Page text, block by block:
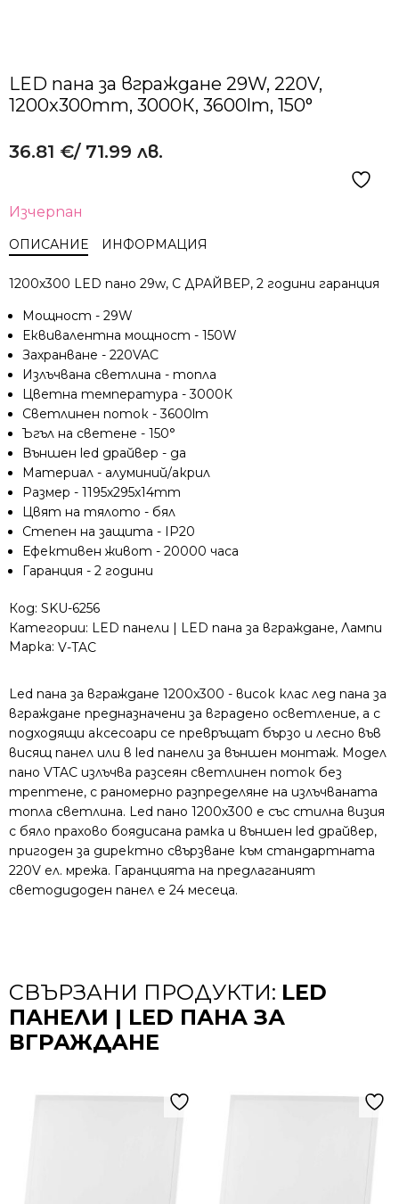
LED пана за вграждане 29W, 220V,
1200x300mm, 3000К, 3600lm, 150°
36.81 €/ 71.99 лв.
Изчерпан
ОПИСАНИЕ ИНФОРМАЦИЯ
1200x300 LED пано 29w, С ДРАЙВЕР, 2 години гаранция
Мощност - 29W
Еквивалентна мощност - 150W
Захранване - 220VAC
Излъчвана светлина - топла
Цветна температура - 3000К
Светлинен поток - 3600lm
Ъгъл на светене - 150°
Външен led драйвер - да
Материал - алуминий/акрил
Размер - 1195x295x14mm
Цвят на тялото - бял
Степен на защита - IP20
Ефективен живот - 20000 часа
Гаранция - 2 години
Код: SKU-6256
Категории: LED панели | LED пана за вграждане, Лампи
Марка: V-TAC
Led пана за вграждане 1200x300 - висок клас лед пана за
вграждане предназначени за вградено осветление, а с
подходящи аксесоари се превръщат бързо и лесно във
висящ панел или в led панели за външен монтаж. Модел
пано VTAC излъчва разсеян светлинен поток без
трептене, с раномерно разпределяне на излъчваната
топла светлина. Led пано 1200x300 е със стилна визия
с бяло прахово боядисана рамка и външен led драйвер,
пригоден за директно свързване към стандартната
220V ел. мрежа. Гаранцията на предлаганият
светодидоден панел е 24 месеца.
СВЪРЗАНИ ПРОДУКТИ: LED
ПАНЕЛИ | LED ПАНА ЗА
ВГРАЖДАНЕ